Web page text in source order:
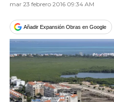
mar 23 febrero 2016 09:34 AM
Añadir Expansión Obras en Google